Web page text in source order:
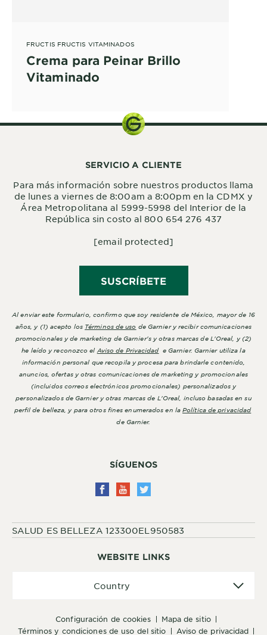
FRUCTIS FRUCTIS VITAMINADOS
Crema para Peinar Brillo
Vitaminado
WEBSITE LINKS
configuración de cookies
mapa de sitio
términos y condiciones de uso del sitio
aviso de privacidad
Country
SÍGUENOS
SALUD ES BELLEZA 123300EL950583
SERVICIO A CLIENTE
Para más información sobre nuestros productos llama
de lunes a viernes de 8:00am a 8:00pm en la CDMX y
Área Metropolitana al 5999-5998 del Interior de la
República sin costo al 800 654 276 437
[email protected]
SUSCRÍBETE
Al enviar este formulario, confirmo que soy residente de México, mayor de 16
años, y (1) acepto los Términos de uso de Garnier y recibir comunicaciones
promocionales y de marketing de Garnier's y otras marcas de L'Oreal, y (2)
he leído y reconozco el Aviso de Privacidade Garnier. Garnier utiliza la
información personal que recopila y procesa para brindarle contenido,
anuncios, ofertas y otras comunicaciones de marketing y promocionales
(incluidos correos electrónicos promocionales) personalizados y
personalizados de Garnier y otras marcas de L'Oreal, incluso basadas en su
perfil de belleza, y para otros fines enumerados en laPolítica de privacidad
de Garnier.